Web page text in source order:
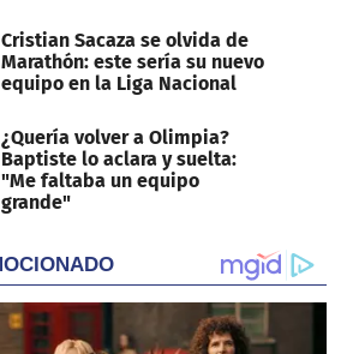
Cristian Sacaza se olvida de
Marathón: este sería su nuevo
equipo en la Liga Nacional
¿Quería volver a Olimpia?
Baptiste lo aclara y suelta:
"Me faltaba un equipo
grande"